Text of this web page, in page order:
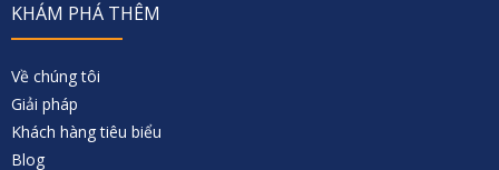
KHÁM PHÁ THÊM
Về chúng tôi
Giải pháp
Khách hàng tiêu biểu
Blog